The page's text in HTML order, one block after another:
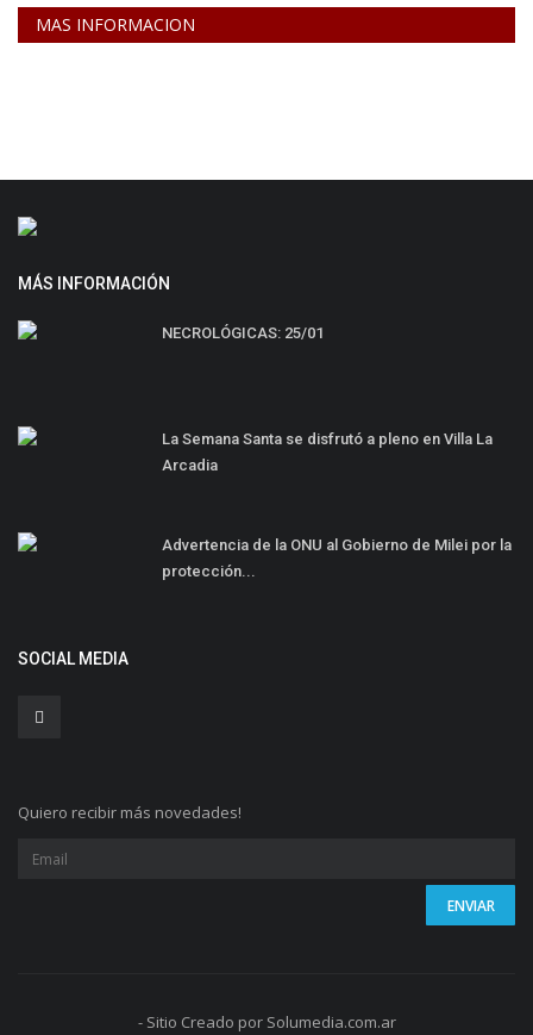
MAS INFORMACION
MÁS INFORMACIÓN
NECROLÓGICAS: 25/01
La Semana Santa se disfrutó a pleno en Villa La
Arcadia
Advertencia de la ONU al Gobierno de Milei por la
protección...
SOCIAL MEDIA
Quiero recibir más novedades!
- Sitio Creado por Solumedia.com.ar